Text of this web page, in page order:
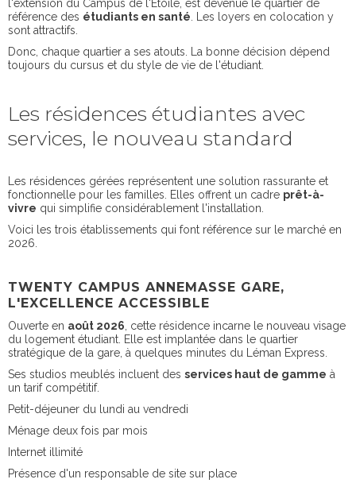
l'extension du Campus de l'Étoile, est devenue le quartier de
référence des étudiants en santé . Les loyers en colocation y
sont attractifs.
Donc, chaque quartier a ses atouts. La bonne décision dépend
toujours du cursus et du style de vie de l'étudiant.
Les résidences étudiantes avec
services, le nouveau standard
Les résidences gérées représentent une solution rassurante et
fonctionnelle pour les familles. Elles offrent un cadre prêt-à-
vivre qui simplifie considérablement l'installation.
Voici les trois établissements qui font référence sur le marché en
2026.
TWENTY CAMPUS ANNEMASSE GARE,
L'EXCELLENCE ACCESSIBLE
Ouverte en août 2026 , cette résidence incarne le nouveau visage
du logement étudiant. Elle est implantée dans le quartier
stratégique de la gare, à quelques minutes du Léman Express.
Ses studios meublés incluent des services haut de gamme à
un tarif compétitif.
Petit-déjeuner du lundi au vendredi
Ménage deux fois par mois
Internet illimité
Présence d'un responsable de site sur place